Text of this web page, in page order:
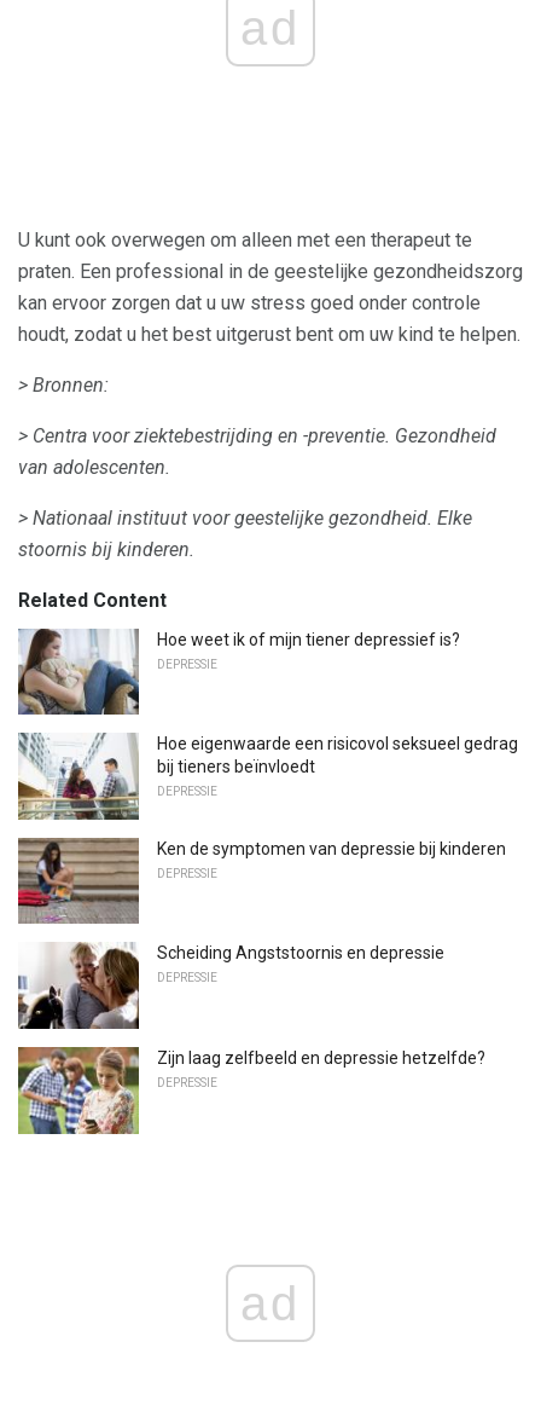
ad
U kunt ook overwegen om alleen met een therapeut te
praten. Een professional in de geestelijke gezondheidszorg
kan ervoor zorgen dat u uw stress goed onder controle
houdt, zodat u het best uitgerust bent om uw kind te helpen.
> Bronnen:
> Centra voor ziektebestrijding en -preventie. Gezondheid
van adolescenten.
> Nationaal instituut voor geestelijke gezondheid. Elke
stoornis bij kinderen.
Related Content
Hoe weet ik of mijn tiener depressief is?
DEPRESSIE
Hoe eigenwaarde een risicovol seksueel gedrag
bij tieners beïnvloedt
DEPRESSIE
Ken de symptomen van depressie bij kinderen
DEPRESSIE
Scheiding Angststoornis en depressie
DEPRESSIE
Zijn laag zelfbeeld en depressie hetzelfde?
DEPRESSIE
ad